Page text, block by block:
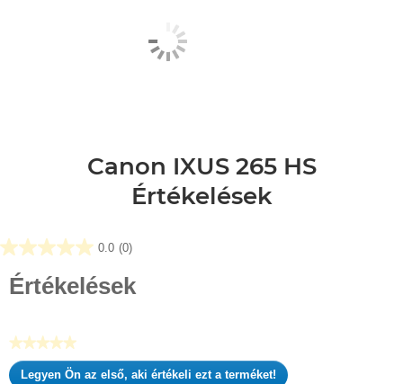
Canon IXUS 265 HS
Értékelések
0.0 (0)
0.0
elérhető
Értékelések
★★★★★
Nincs
értékelési
Legyen Ön az első, aki értékeli ezt a terméket!